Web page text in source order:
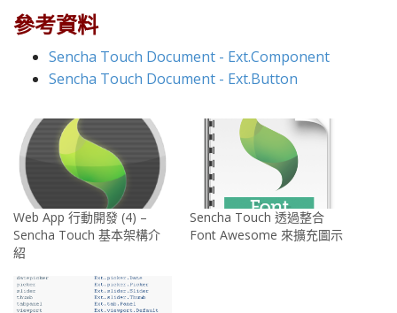
參考資料
Sencha Touch Document - Ext.Component
Sencha Touch Document - Ext.Button
Web App 行動開發 (4) –
Sencha Touch 基本架構介
紹
Sencha Touch 透過整合
Font Awesome 來擴充圖示